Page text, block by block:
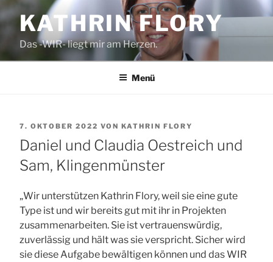
Zum
Inhalt
springenKATHRIN FLORY
Das -WIR- liegt mir am Herzen.
Menü
VERÖFFENTLICHT
AM
7. OKTOBER 2022 VON KATHRIN FLORY
Daniel und Claudia Oestreich und
Sam, Klingenmünster
„Wir unterstützen Kathrin Flory, weil sie eine gute
Type ist und wir bereits gut mit ihr in Projekten
zusammenarbeiten. Sie ist vertrauenswürdig,
zuverlässig und hält was sie verspricht. Sicher wird
sie diese Aufgabe bewältigen können und das WIR